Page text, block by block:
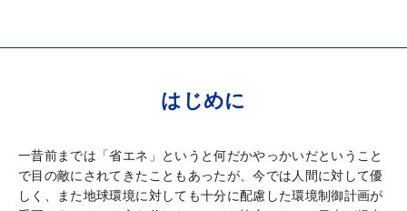
はじめに
一昔前までは「省エネ」というと何だかやっかいだということ
で目の敵にされてきたこともあったが、今では人間に対して優
しく、また地球環境に対しても十分に配慮した環境制御計画が